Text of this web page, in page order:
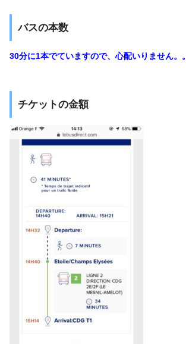
バスの本数
30分に1本でていますので、心配いりません。。
チケットの金額